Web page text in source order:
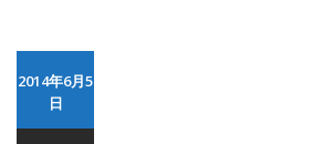
2014年6月5
日